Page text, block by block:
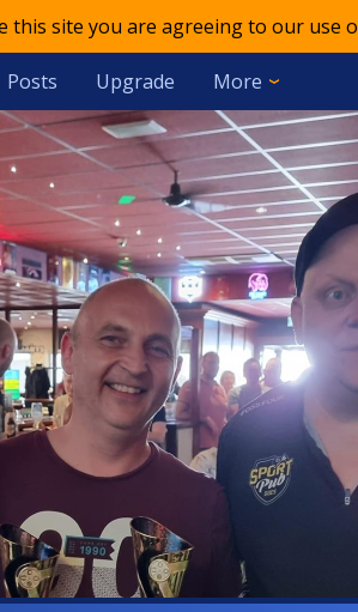
this site you are agreeing to our use
Posts Upgrade More